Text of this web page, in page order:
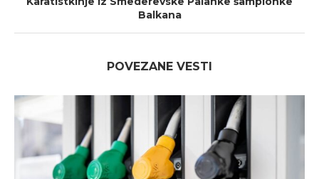
Balkana
POVEZANE VESTI